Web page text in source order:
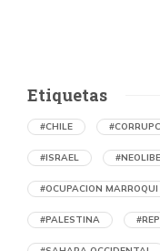
Etiquetas
#CHILE
#ISRAEL
#OCUPACION
#PALESTINA